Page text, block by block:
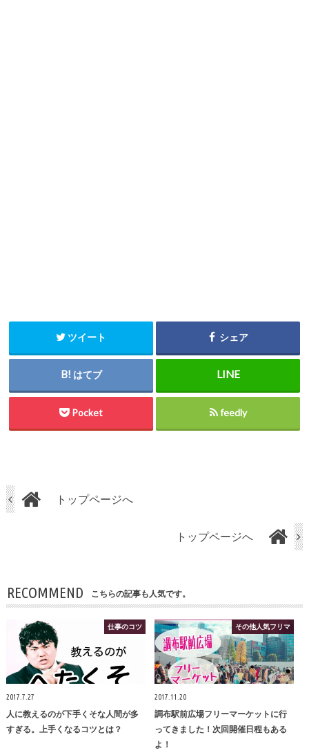
ツイート シェア
はてブ
Pocket feedly
トップページへ
トップページへ
RECOMMEND こちらの記事も人気です。
仕事のコツ
2017.7.27
人に教えるのが下手くそな人間が多
すぎる。上手くなるコツとは？
その他人気フリマ
2017.11.20
調布駅前広場フリーマーケットに行
ってきました！次回開催日程もある
よ！